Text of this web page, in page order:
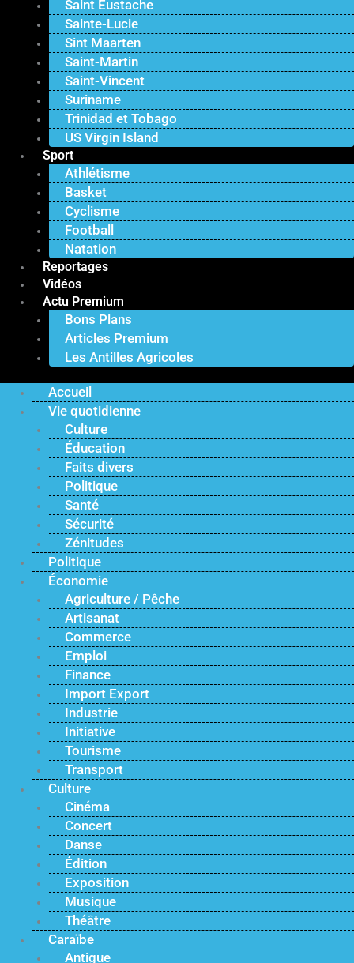
Saint Eustache
Sainte-Lucie
Sint Maarten
Saint-Martin
Saint-Vincent
Suriname
Trinidad et Tobago
US Virgin Island
Sport
Athlétisme
Basket
Cyclisme
Football
Natation
Reportages
Vidéos
Actu Premium
Bons Plans
Articles Premium
Les Antilles Agricoles
Accueil
Vie quotidienne
Culture
Éducation
Faits divers
Politique
Santé
Sécurité
Zénitudes
Politique
Économie
Agriculture / Pêche
Artisanat
Commerce
Emploi
Finance
Import Export
Industrie
Initiative
Tourisme
Transport
Culture
Cinéma
Concert
Danse
Édition
Exposition
Musique
Théâtre
Caraïbe
Antigue